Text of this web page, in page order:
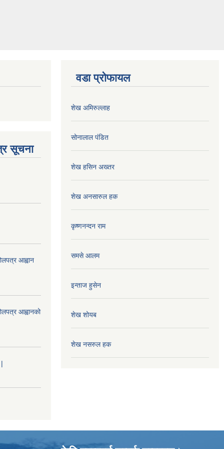
सूचना
आह्वान
आह्वानको
वडा प्रोफायल
शेख अमिरुल्लाह
सोनालाल पंडित
शेख हसिन अख्तर
शेख अनसारुल हक
कृष्णनन्दन राम
समसे आलम
इन्ताज हुसेन
शेख शोयब
शेख नसरुल हक